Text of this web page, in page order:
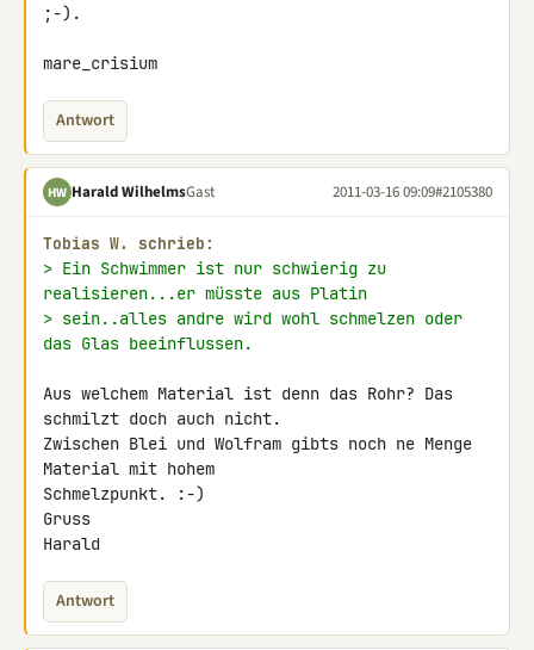
;-).
mare_crisium
Antwort
HW Harald WilhelmsGast 2011-03-16 09:09#2105380
Tobias W. schrieb:
> Ein Schwimmer ist nur schwierig zu
realisieren...er müsste aus Platin
> sein..alles andre wird wohl schmelzen oder
das Glas beeinflussen.
Aus welchem Material ist denn das Rohr? Das
schmilzt doch auch nicht.
Zwischen Blei und Wolfram gibts noch ne Menge
Material mit hohem
Schmelzpunkt. :-)
Gruss
Harald
Antwort